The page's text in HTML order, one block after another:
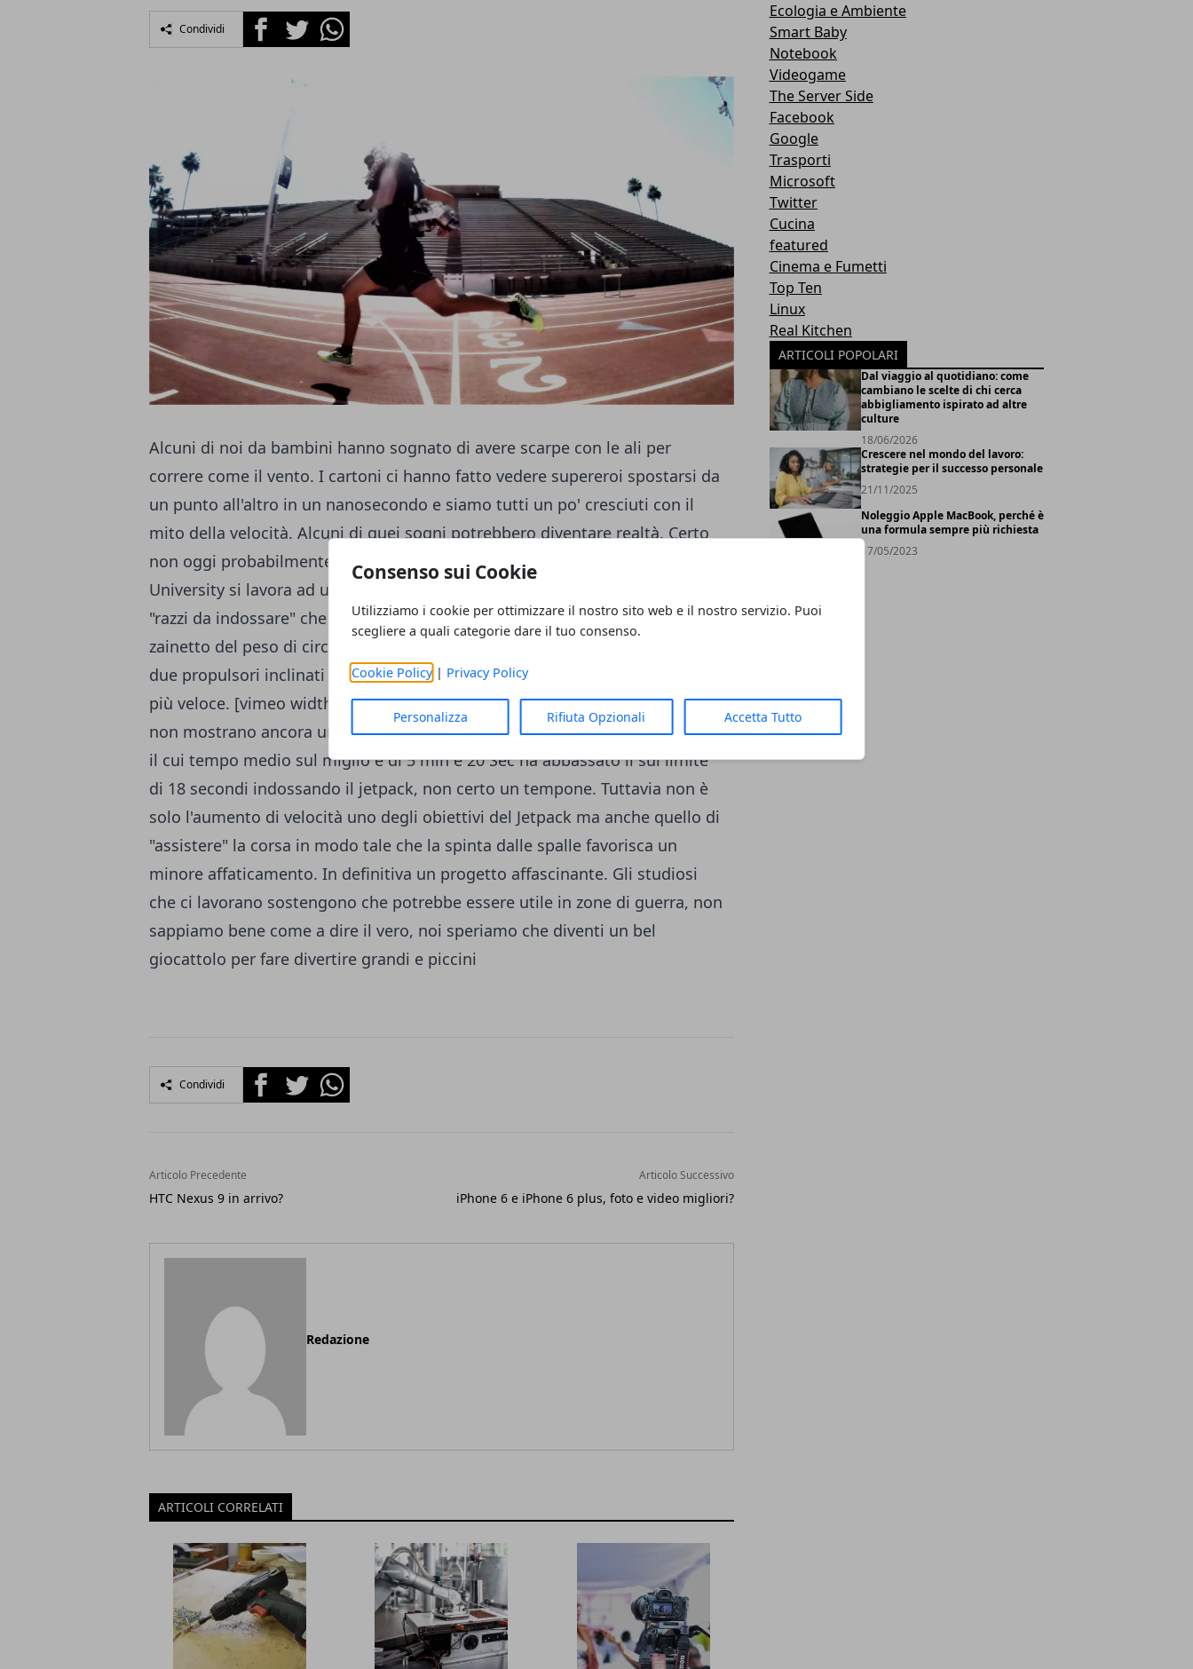
Consenso sui Cookie
Utilizziamo i cookie per ottimizzare il nostro sito web e il nostro servizio. Puoi
scegliere a quali categorie dare il tuo consenso.
Cookie Policy| Privacy Policy
Personalizza Rifiuta Opzionali Accetta Tutto
Condividi FacebookTwitterWhatsapp
Alcuni di noi da bambini hanno sognato di avere scarpe con le ali per
correre come il vento. I cartoni ci hanno fatto vedere supereroi spostarsi da
un punto all'altro in un nanosecondo e siamo tutti un po' cresciuti con il
mito della velocità. Alcuni di quei sogni potrebbero diventare realtà. Certo
non oggi probabilmente forse neanche domani ma all'Arizona State
University si lavora ad un progetto chiamato 4MM che mira a costruire dei
"razzi da indossare" che aiutino a correre più veloci. In realtà il JetPack è uno
zainetto del peso di circa 5kg che si aggancia alla schiena del corridore. Ha
due propulsori inclinati verso il basso che spingono chi li indossa a correre
più veloce. [vimeo width="700" http://vimeo.com/98084869] I test in realtà
non mostrano ancora un aumento di velocità così sostanzioso. Un corridore
il cui tempo medio sul miglio è di 5 min e 20 Sec ha abbassato il sui limite
di 18 secondi indossando il jetpack, non certo un tempone. Tuttavia non è
solo l'aumento di velocità uno degli obiettivi del Jetpack ma anche quello di
"assistere" la corsa in modo tale che la spinta dalle spalle favorisca un
minore affaticamento. In definitiva un progetto affascinante. Gli studiosi
che ci lavorano sostengono che potrebbe essere utile in zone di guerra, non
sappiamo bene come a dire il vero, noi speriamo che diventi un bel
giocattolo per fare divertire grandi e piccini
Condividi FacebookTwitterWhatsapp
Articolo Precedente
HTC Nexus 9 in arrivo?
Articolo Successivo
iPhone 6 e iPhone 6 plus, foto e video migliori?
Redazione
ARTICOLI CORRELATI
Ecologia e Ambiente
Smart Baby
Notebook
Videogame
The Server Side
Facebook
Google
Trasporti
Microsoft
Twitter
Cucina
featured
Cinema e Fumetti
Top Ten
Linux
Real Kitchen
ARTICOLI POPOLARI
Dal viaggio al quotidiano: come
cambiano le scelte di chi cerca
abbigliamento ispirato ad altre
culture
18/06/2026
Crescere nel mondo del lavoro:
strategie per il successo personale
21/11/2025
Noleggio Apple MacBook, perché è
una formula sempre più richiesta
17/05/2023